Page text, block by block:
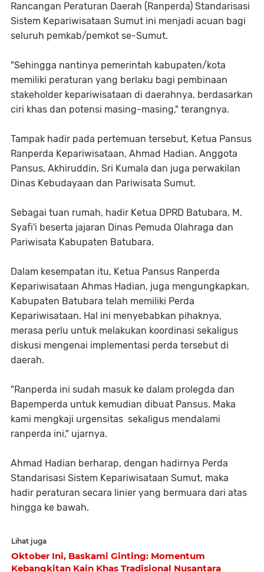
Rancangan Peraturan Daerah (Ranperda) Standarisasi
Sistem Kepariwisataan Sumut ini menjadi acuan bagi
seluruh pemkab/pemkot se-Sumut.
"Sehingga nantinya pemerintah kabupaten/kota
memiliki peraturan yang berlaku bagi pembinaan
stakeholder kepariwisataan di daerahnya, berdasarkan
ciri khas dan potensi masing-masing," terangnya.
Tampak hadir pada pertemuan tersebut, Ketua Pansus
Ranperda Kepariwisataan, Ahmad Hadian. Anggota
Pansus, Akhiruddin, Sri Kumala dan juga perwakilan
Dinas Kebudayaan dan Pariwisata Sumut.
Sebagai tuan rumah, hadir Ketua DPRD Batubara, M.
Syafi'i beserta jajaran Dinas Pemuda Olahraga dan
Pariwisata Kabupaten Batubara.
Dalam kesempatan itu, Ketua Pansus Ranperda
Kepariwisataan Ahmas Hadian, juga mengungkapkan,
Kabupaten Batubara telah memiliki Perda
Kepariwisataan. Hal ini menyebabkan pihaknya,
merasa perlu untuk melakukan koordinasi sekaligus
diskusi mengenai implementasi perda tersebut di
daerah.
"Ranperda ini sudah masuk ke dalam prolegda dan
Bapemperda untuk kemudian dibuat Pansus. Maka
kami mengkaji urgensitas sekaligus mendalami
ranperda ini," ujarnya.
Ahmad Hadian berharap, dengan hadirnya Perda
Standarisasi Sistem Kepariwisataan Sumut, maka
hadir peraturan secara linier yang bermuara dari atas
hingga ke bawah.
Lihat juga
Oktober Ini, Baskami Ginting: Momentum
Kebangkitan Kain Khas Tradisional Nusantara